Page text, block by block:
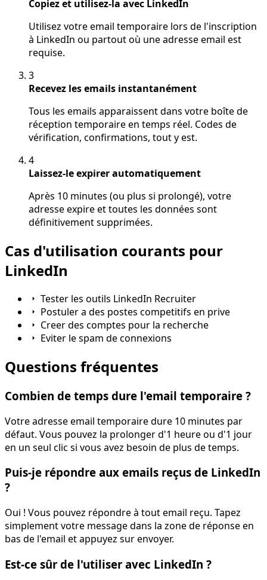
Copiez et utilisez-la avec LinkedIn
Utilisez votre email temporaire lors de l'inscription
à LinkedIn ou partout où une adresse email est
requise.
3
Recevez les emails instantanément
Tous les emails apparaissent dans votre boîte de
réception temporaire en temps réel. Codes de
vérification, confirmations, tout y est.
4
Laissez-le expirer automatiquement
Après 10 minutes (ou plus si prolongé), votre
adresse expire et toutes les données sont
définitivement supprimées.
Cas d'utilisation courants pour
LinkedIn
Tester les outils LinkedIn Recruiter
Postuler a des postes competitifs en prive
Creer des comptes pour la recherche
Eviter le spam de connexions
Questions fréquentes
Combien de temps dure l'email temporaire ?
Votre adresse email temporaire dure 10 minutes par
défaut. Vous pouvez la prolonger d'1 heure ou d'1 jour
en un seul clic si vous avez besoin de plus de temps.
Puis-je répondre aux emails reçus de LinkedIn
?
Oui ! Vous pouvez répondre à tout email reçu. Tapez
simplement votre message dans la zone de réponse en
bas de l'email et appuyez sur envoyer.
Est-ce sûr de l'utiliser avec LinkedIn ?